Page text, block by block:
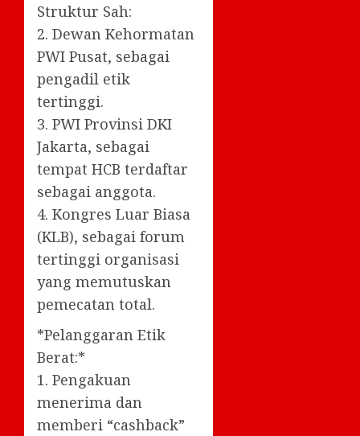
Struktur Sah:
2. Dewan Kehormatan
PWI Pusat, sebagai
pengadil etik
tertinggi.
3. PWI Provinsi DKI
Jakarta, sebagai
tempat HCB terdaftar
sebagai anggota.
4. Kongres Luar Biasa
(KLB), sebagai forum
tertinggi organisasi
yang memutuskan
pemecatan total.
*Pelanggaran Etik
Berat:*
1. Pengakuan
menerima dan
memberi “cashback”